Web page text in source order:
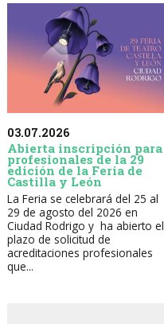
03.07.2026
Abierta inscripción para
profesionales de la 29
edición de la Feria de
Castilla y León
La Feria se celebrará del 25 al
29 de agosto del 2026 en
Ciudad Rodrigo y ha abierto el
plazo de solicitud de
acreditaciones profesionales
que...